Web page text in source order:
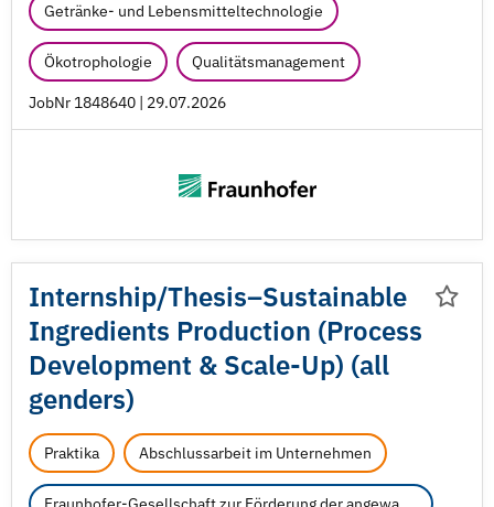
Getränke- und Lebensmitteltechnologie
Ökotrophologie Qualitätsmanagement
JobNr 1848640 | 29.07.2026
Internship/Thesis‒Sustainable
Ingredients Production (Process
Development & Scale-Up) (all
genders)
Praktika Abschlussarbeit im Unternehmen